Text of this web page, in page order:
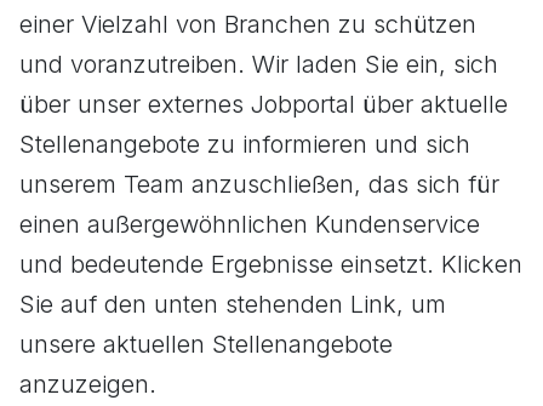
einer Vielzahl von Branchen zu schützen
und voranzutreiben. Wir laden Sie ein, sich
über unser externes Jobportal über aktuelle
Stellenangebote zu informieren und sich
unserem Team anzuschließen, das sich für
einen außergewöhnlichen Kundenservice
und bedeutende Ergebnisse einsetzt. Klicken
Sie auf den unten stehenden Link, um
unsere aktuellen Stellenangebote
anzuzeigen.